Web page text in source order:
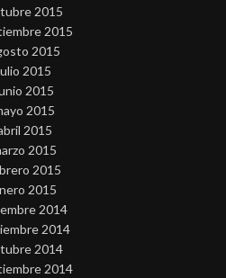
2015
2015
2015
2015
2015
2015
2015
2015
2015
2015
2014
2014
2014
2014